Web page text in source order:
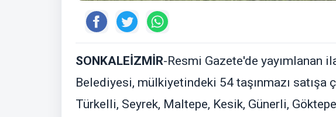
SONKALEİZMİR-Resmi Gazete'de yayımlanan
Belediyesi, mülkiyetindeki 54 taşınmazı satışa
Türkelli, Seyrek, Maltepe, Kesik, Günerli,